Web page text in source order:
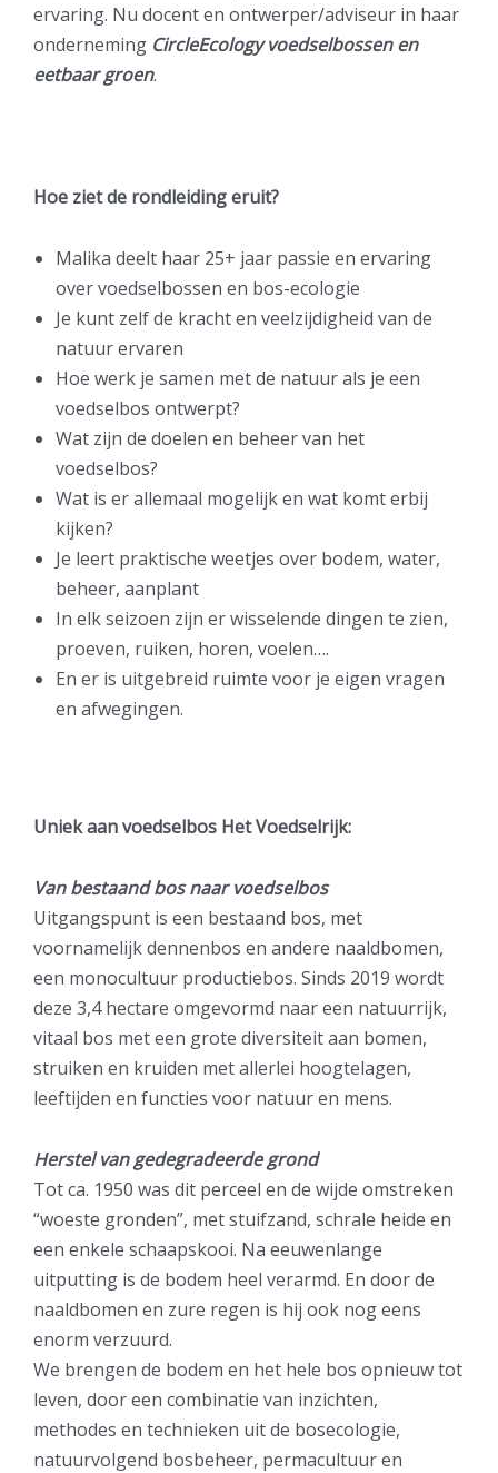
ervaring. Nu docent en ontwerper/adviseur in haar
onderneming CircleEcology voedselbossen en
eetbaar groen.
Hoe ziet de rondleiding eruit?
Malika deelt haar 25+ jaar passie en ervaring
over voedselbossen en bos-ecologie
Je kunt zelf de kracht en veelzijdigheid van de
natuur ervaren
Hoe werk je samen met de natuur als je een
voedselbos ontwerpt?
Wat zijn de doelen en beheer van het
voedselbos?
Wat is er allemaal mogelijk en wat komt erbij
kijken?
Je leert praktische weetjes over bodem, water,
beheer, aanplant
In elk seizoen zijn er wisselende dingen te zien,
proeven, ruiken, horen, voelen….
En er is uitgebreid ruimte voor je eigen vragen
en afwegingen.
Uniek aan voedselbos Het Voedselrijk:
Van bestaand bos naar voedselbos
Uitgangspunt is een bestaand bos, met
voornamelijk dennenbos en andere naaldbomen,
een monocultuur productiebos. Sinds 2019 wordt
deze 3,4 hectare omgevormd naar een natuurrijk,
vitaal bos met een grote diversiteit aan bomen,
struiken en kruiden met allerlei hoogtelagen,
leeftijden en functies voor natuur en mens.
Herstel van gedegradeerde grond
Tot ca. 1950 was dit perceel en de wijde omstreken
“woeste gronden”, met stuifzand, schrale heide en
een enkele schaapskooi. Na eeuwenlange
uitputting is de bodem heel verarmd. En door de
naaldbomen en zure regen is hij ook nog eens
enorm verzuurd.
We brengen de bodem en het hele bos opnieuw tot
leven, door een combinatie van inzichten,
methodes en technieken uit de bosecologie,
natuurvolgend bosbeheer, permacultuur en